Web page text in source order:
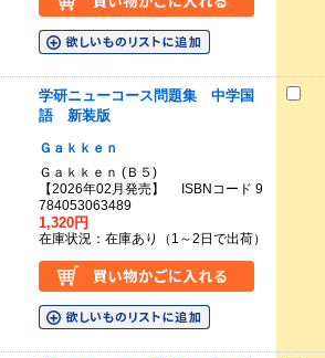
学研ニューコース問題集 中学国
語 新装版
Ｇａｋｋｅｎ
Ｇａｋｋｅｎ (Ｂ５)
【2026年02月発売】 ISBNコード 9
784053063489
1,320円
在庫状況：在庫あり（1～2日で出荷）